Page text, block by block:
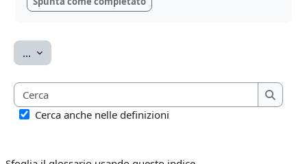
... Esporta voci
Cerca
Cerca
Cerca anche nelle definizioni